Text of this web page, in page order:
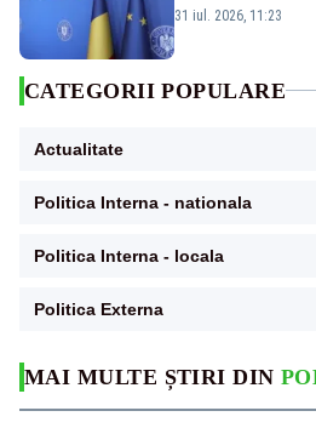
MAI MULTE ȘTIRI DIN
Cotroceni,
31 iul. 2026, 11:23
CATEGORII POPULARE
Actualitate
Politica Interna - nationala
Politica Interna - locala
Politica Externa